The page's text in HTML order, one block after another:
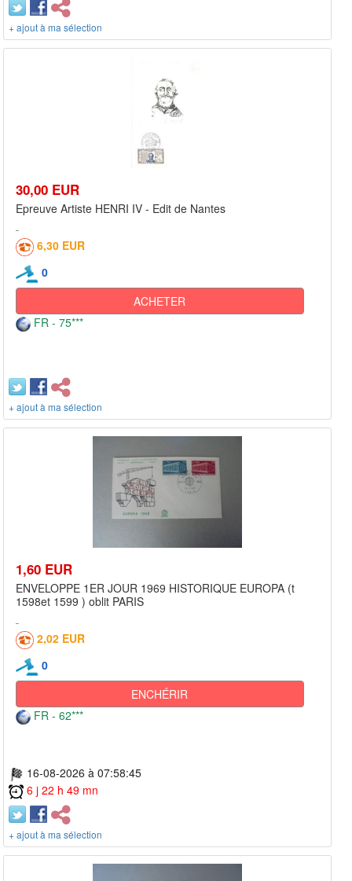
+ ajout à ma sélection
30,00 EUR
Epreuve Artiste HENRI IV - Edit de Nantes
6,30 EUR
0
ACHETER
FR - 75***
+ ajout à ma sélection
1,60 EUR
ENVELOPPE 1ER JOUR 1969 HISTORIQUE EUROPA (t
1598et 1599 ) oblit PARIS
2,02 EUR
0
ENCHÉRIR
FR - 62***
16-08-2026 à 07:58:45
6 j 22 h 49 mn
+ ajout à ma sélection